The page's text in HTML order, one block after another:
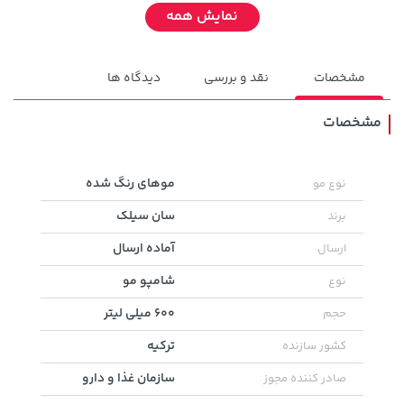
43,579,000 تومان
141,000 تومان
165,900
نمایش همه
مشخصات نقد و بررسی دیدگاه ها
مشخصات
نوع مو موهای رنگ شده
برند سان سیلک
ارسال آماده ارسال
نوع شامپو مو
حجم 600 میلی لیتر
کشور سازنده ترکیه
صادر کننده مجوز سازمان غذا و دارو